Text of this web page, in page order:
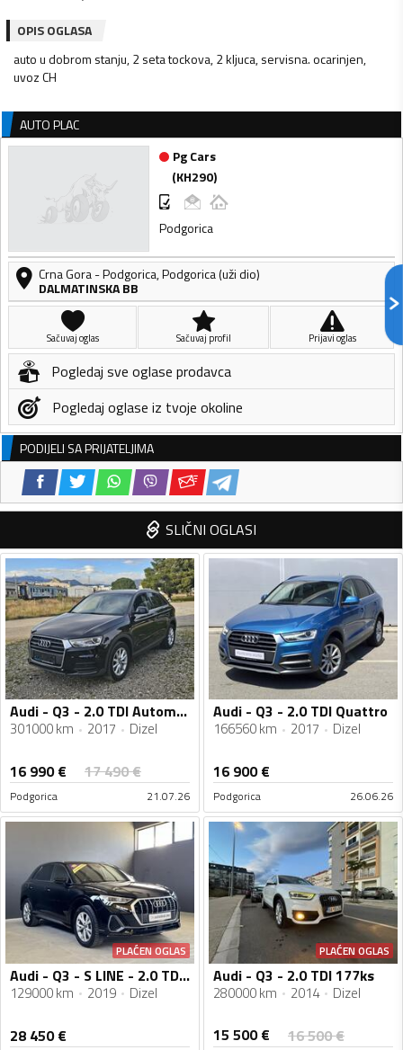
OPIS OGLASA
auto u dobrom stanju, 2 seta tockova, 2 kljuca, servisna. ocarinjen,
uvoz CH
AUTO PLAC
Pg Cars
(KH290)
Podgorica
Crna Gora-Podgorica,Podgorica (uži dio)
DALMATINSKA BB
Sačuvaj oglas Sačuvaj profil Prijavi oglas
Pogledaj sve oglase prodavca
Pogledaj oglase iz tvoje okoline
PODIJELI SA PRIJATELJIMA
SLIČNI OGLASI
Audi - Q3 - 2.0 TDI Automatik Tiptronik Quattro 4x4
301000 km 2017 Dizel
16 990€ 17 490€
Podgorica 21.07.26
Audi - Q3 - 2.0 TDI Quattro
166560 km 2017 Dizel
16 900€
Podgorica 26.06.26
PLAĆEN OGLAS
Audi - Q3 - S LINE - 2.0 TDI - 150 KS
129000 km 2019 Dizel
28 450€
PLAĆEN OGLAS
Audi - Q3 - 2.0 TDI 177ks
280000 km 2014 Dizel
15 500€ 16 500€